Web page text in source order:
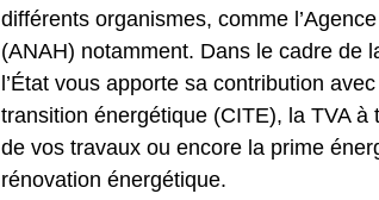
différents organismes, comme
(ANAH) notamment. Dans le cadre de
l’État vous apporte sa contribution
transition énergétique (CITE), la TVA à
de vos travaux ou encore la prime
rénovation énergétique.